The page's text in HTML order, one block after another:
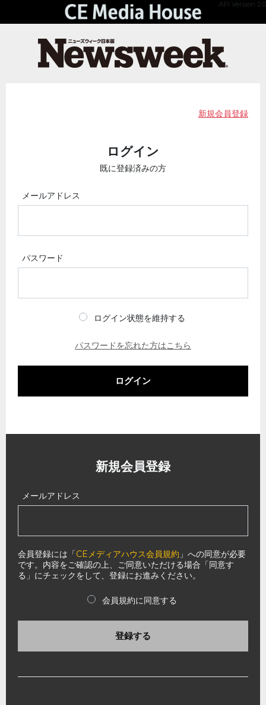
API Version 2.0
新規会員登録
ログイン
既に登録済みの方
メールアドレス
パスワード
ログイン状態を維持する
パスワードを忘れた方はこちら
ログイン
新規会員登録
メールアドレス
会員登録には「CEメディアハウス会員規約 」への同意が必要
です。内容をご確認の上、ご同意いただける場合「同意す
る」にチェックをして、登録にお進みください。
会員規約に同意する
登録する